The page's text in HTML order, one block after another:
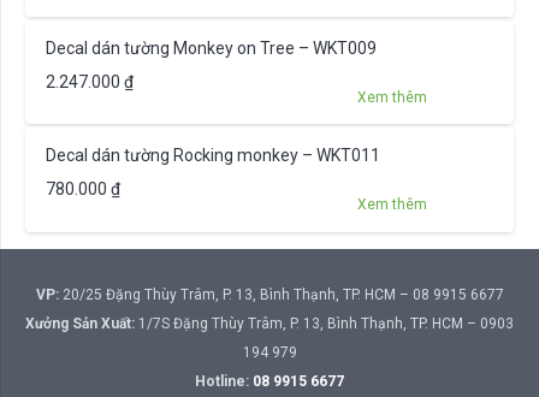
Decal dán tường Monkey on Tree – WKT009
2.247.000 ₫
Xem thêm
Decal dán tường Rocking monkey – WKT011
780.000 ₫
Xem thêm
VP:20/25 Đặng Thùy Trâm, P. 13, Bình Thạnh, TP. HCM – 08 9915 6677
Xưởng Sản Xuất: 1/7S Đặng Thùy Trâm, P. 13, Bình Thạnh, TP. HCM – 0903
194 979
Hotline: 08 9915 6677